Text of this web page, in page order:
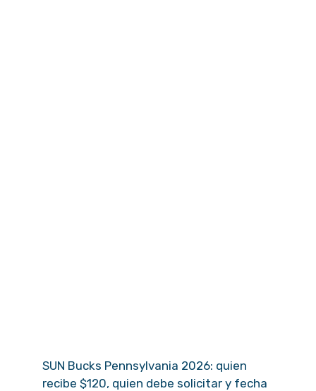
SUN Bucks Pennsylvania 2026: quien
recibe $120, quien debe solicitar y fecha